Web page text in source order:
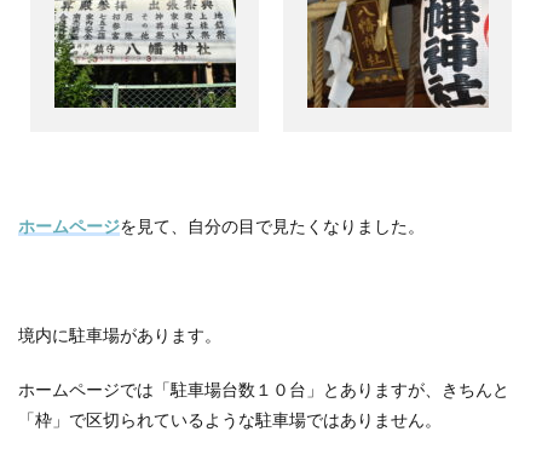
ホームページを見て、自分の目で見たくなりました。
境内に駐車場があります。
ホームページでは「駐車場台数１０台」とありますが、きちんと
「枠」で区切られているような駐車場ではありません。